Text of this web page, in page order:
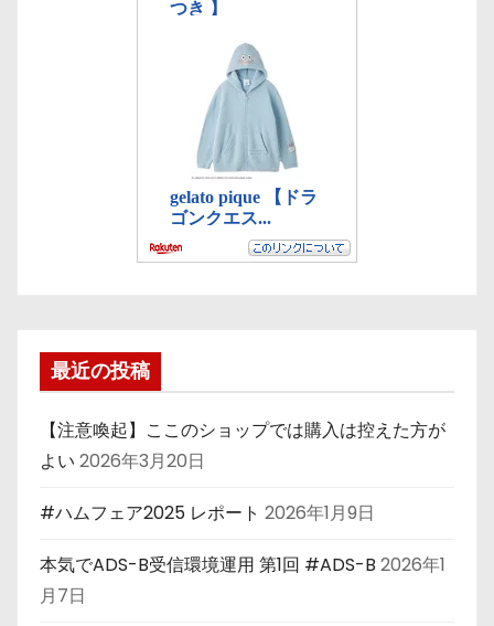
最近の投稿
【注意喚起】ここのショップでは購入は控えた方が
よい 2026年3月20日
#ハムフェア2025 レポート 2026年1月9日
本気でADS-B受信環境運用 第1回 #ADS-B 2026年1
月7日